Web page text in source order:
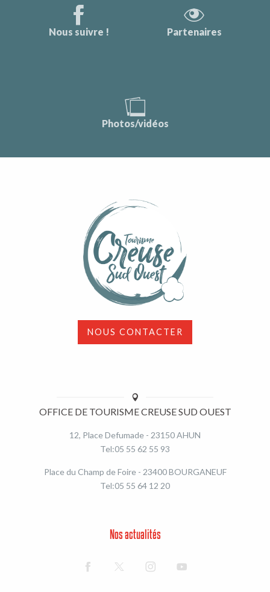
Nous suivre ! Partenaires
Photos/vidéos
NOUS CONTACTER
OFFICE DE TOURISME CREUSE SUD OUEST
12, Place Defumade - 23150 AHUN
Tel:05 55 62 55 93
Place du Champ de Foire - 23400 BOURGANEUF
Tel:05 55 64 12 20
Nos actualités